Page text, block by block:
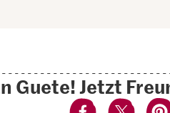
Guete! Jetzt